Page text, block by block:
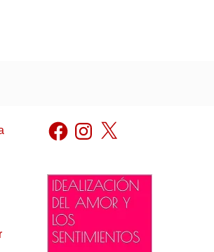
FacebookInstagram
X